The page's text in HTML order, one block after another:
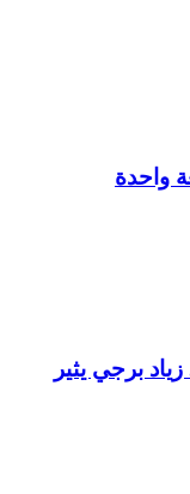
واحدة
برجي يثير